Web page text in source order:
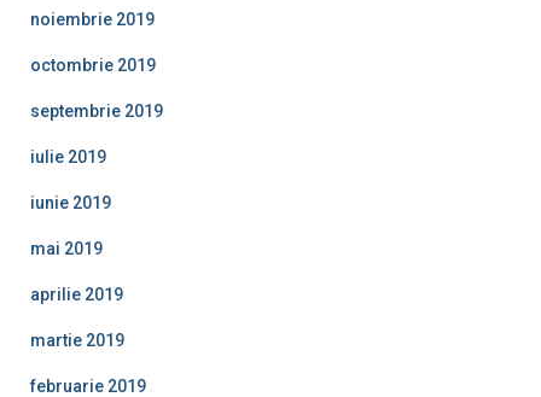
noiembrie 2019
octombrie 2019
septembrie 2019
iulie 2019
iunie 2019
mai 2019
aprilie 2019
martie 2019
februarie 2019